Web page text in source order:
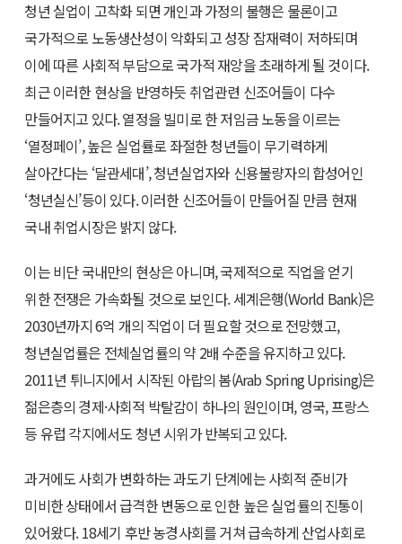
청년 실업이 고착화 되면 개인과 가정의 불행은 물론이고
국가적으로 노동생산성이 악화되고 성장 잠재력이 저하되며
이에 따른 사회적 부담으로 국가적 재앙을 초래하게 될 것이다.
최근 이러한 현상을 반영하듯 취업관련 신조어들이 다수
만들어지고 있다. 열정을 빌미로 한 저임금 노동을 이르는
‘열정페이’, 높은 실업률로 좌절한 청년들이 무기력하게
살아간다는 ‘달관세대’, 청년실업자와 신용불량자의 합성어인
‘청년실신’등이 있다. 이러한 신조어들이 만들어질 만큼 현재
국내 취업시장은 밝지 않다.
이는 비단 국내만의 현상은 아니며, 국제적으로 직업을 얻기
위한 전쟁은 가속화될 것으로 보인다. 세계은행(World Bank)은
2030년까지 6억 개의 직업이 더 필요할 것으로 전망했고,
청년실업률은 전체실업률의 약 2배 수준을 유지하고 있다.
2011년 튀니지에서 시작된 아랍의 봄(Arab Spring Uprising)은
젊은층의 경제·사회적 박탈감이 하나의 원인이며, 영국, 프랑스
등 유럽 각지에서도 청년 시위가 반복되고 있다.
과거에도 사회가 변화하는 과도기 단계에는 사회적 준비가
미비한 상태에서 급격한 변동으로 인한 높은 실업률의 진통이
있어왔다. 18세기 후반 농경사회를 거쳐 급속하게 산업사회로